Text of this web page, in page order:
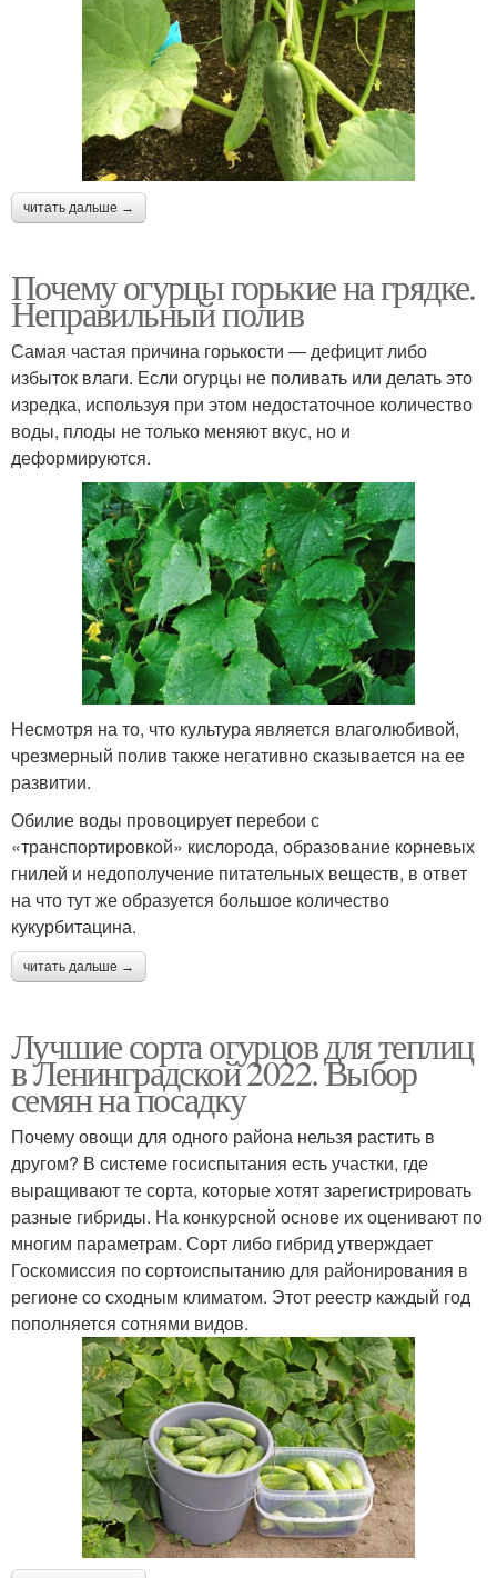
читать дальше →
Почему огурцы горькие на грядке.
Неправильный полив
Самая частая причина горькости — дефицит либо
избыток влаги. Если огурцы не поливать или делать это
изредка, используя при этом недостаточное количество
воды, плоды не только меняют вкус, но и
деформируются.
Несмотря на то, что культура является влаголюбивой,
чрезмерный полив также негативно сказывается на ее
развитии.
Обилие воды провоцирует перебои с
«транспортировкой» кислорода, образование корневых
гнилей и недополучение питательных веществ, в ответ
на что тут же образуется большое количество
кукурбитацина.
читать дальше →
Лучшие сорта огурцов для теплиц
в Ленинградской 2022. Выбор
семян на посадку
Почему овощи для одного района нельзя растить в
другом? В системе госиспытания есть участки, где
выращивают те сорта, которые хотят зарегистрировать
разные гибриды. На конкурсной основе их оценивают по
многим параметрам. Сорт либо гибрид утверждает
Госкомиссия по сортоиспытанию для районирования в
регионе со сходным климатом. Этот реестр каждый год
пополняется сотнями видов.